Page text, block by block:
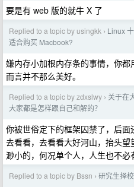
要是有 web 版的就牛 X 了
Replied to a topic by usingkk › Linux
适合购买 Macbook?
嫌内存小加根内存条的事情，你
而言并不那么美好。
Replied to a topic by zdxslwy › 关于在
大家都是怎样跟自己和解的？
你被世俗定下的框架囚禁了，后
去看看，去看看大好河山，抬头
渺小的，何况单个人，人生也不必
Replied to a topic by Bssn › 研究生择校